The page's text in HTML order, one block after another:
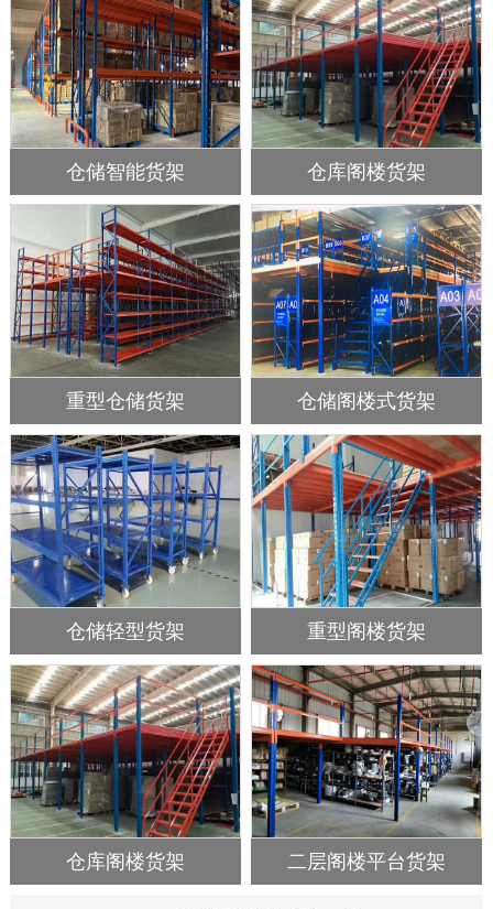
仓储智能货架 仓库阁楼货架
重型仓储货架 仓储阁楼式货架
仓储轻型货架 重型阁楼货架
仓库阁楼货架 二层阁楼平台货架